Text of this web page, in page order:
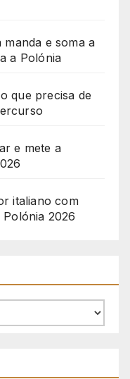
e soma a
a Polónia
que precisa de
e mete a
italiano com
2026